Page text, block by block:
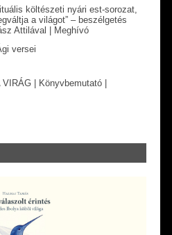
költészeti nyári est-sorozat,
a világot” – beszélgetés
Attilával | Meghívó
versei
| Könyvbemutató |